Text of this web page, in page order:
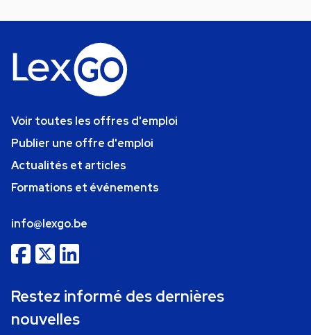
Voir toutes les offres d'emploi
Publier une offre d'emploi
Actualités et articles
Formations et événements
info@lexgo.be
Restez informé des dernières
nouvelles